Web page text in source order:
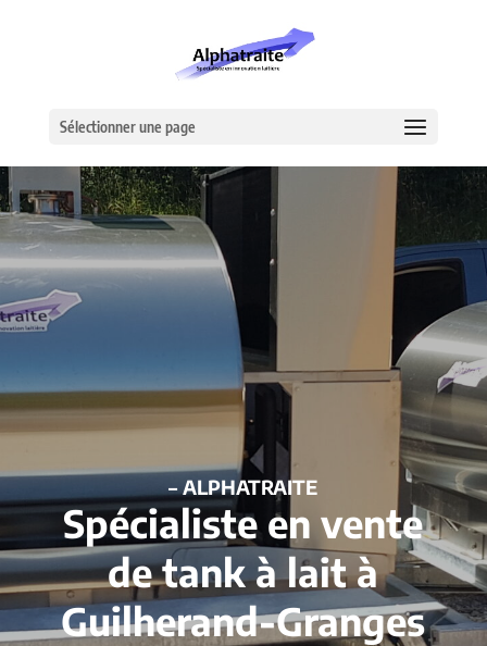
Sélectionner une page
– ALPHATRAITE
Spécialiste en vente
de tank à lait à
Guilherand-Granges